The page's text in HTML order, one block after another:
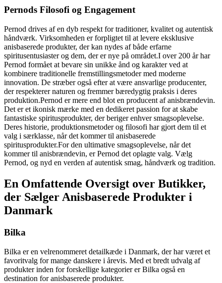
Pernods Filosofi og Engagement
Pernod drives af en dyb respekt for traditioner, kvalitet og autentisk
håndværk. Virksomheden er forpligtet til at levere eksklusive
anisbaserede produkter, der kan nydes af både erfarne
spiritusentusiaster og dem, der er nye på området.I over 200 år har
Pernod formået at bevare sin unikke ånd og karakter ved at
kombinere traditionelle fremstillingsmetoder med moderne
innovation. De stræber også efter at være ansvarlige producenter,
der respekterer naturen og fremmer bæredygtig praksis i deres
produktion.Pernod er mere end blot en producent af anisbrændevin.
Det er et ikonisk mærke med en dedikeret passion for at skabe
fantastiske spiritusprodukter, der beriger enhver smagsoplevelse.
Deres historie, produktionsmetoder og filosofi har gjort dem til et
valg i særklasse, når det kommer til anisbaserede
spiritusprodukter.For den ultimative smagsoplevelse, når det
kommer til anisbrændevin, er Pernod det oplagte valg. Vælg
Pernod, og nyd en verden af autentisk smag, håndværk og tradition.
En Omfattende Oversigt over Butikker,
der Sælger Anisbaserede Produkter i
Danmark
Bilka
Bilka er en velrenommeret detailkæde i Danmark, der har været et
favoritvalg for mange danskere i årevis. Med et bredt udvalg af
produkter inden for forskellige kategorier er Bilka også en
destination for anisbaserede produkter.